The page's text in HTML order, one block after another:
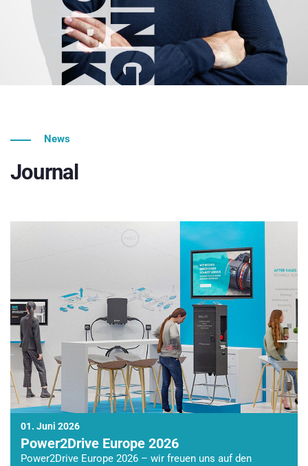
News
Journal
01. Juni 2026
Power2Drive Europe 2026
Power2Drive Europe 2026 – wir freuen uns auf den